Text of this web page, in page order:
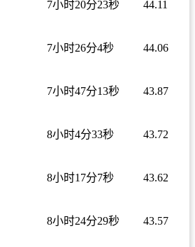
7小时20分23秒 44.11
7小时26分4秒 44.06
7小时47分13秒 43.87
8小时4分33秒 43.72
8小时17分7秒 43.62
8小时24分29秒 43.57